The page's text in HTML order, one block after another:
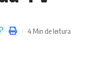
4 Min de leitura